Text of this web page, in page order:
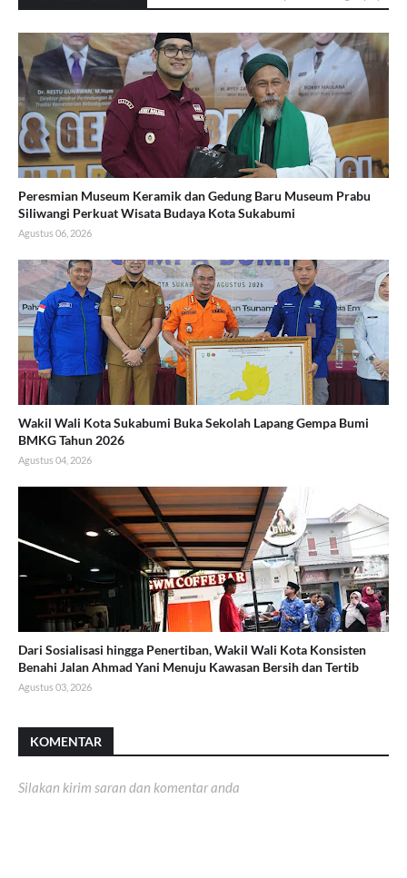
Peresmian Museum Keramik dan Gedung Baru Museum Prabu
Siliwangi Perkuat Wisata Budaya Kota Sukabumi
Agustus 06, 2026
Wakil Wali Kota Sukabumi Buka Sekolah Lapang Gempa Bumi
BMKG Tahun 2026
Agustus 04, 2026
Dari Sosialisasi hingga Penertiban, Wakil Wali Kota Konsisten
Benahi Jalan Ahmad Yani Menuju Kawasan Bersih dan Tertib
Agustus 03, 2026
KOMENTAR
Silakan kirim saran dan komentar anda